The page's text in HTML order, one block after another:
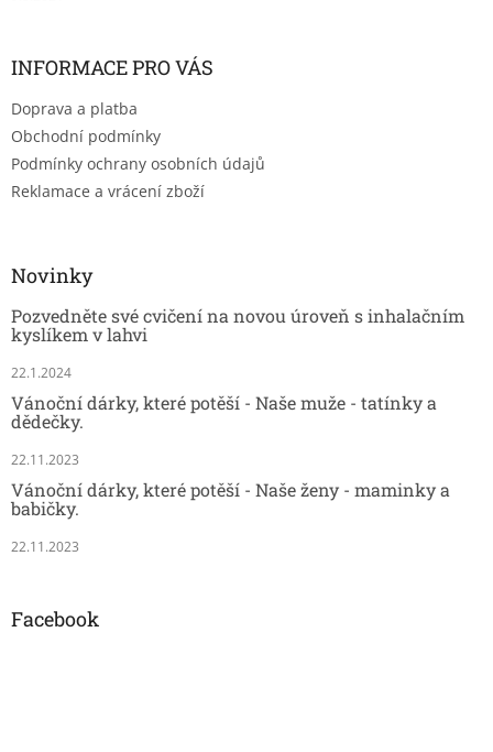
INFORMACE PRO VÁS
Doprava a platba
Obchodní podmínky
Podmínky ochrany osobních údajů
Reklamace a vrácení zboží
Novinky
Pozvedněte své cvičení na novou úroveň s inhalačním
kyslíkem v lahvi
22.1.2024
Vánoční dárky, které potěší - Naše muže - tatínky a
dědečky.
22.11.2023
Vánoční dárky, které potěší - Naše ženy - maminky a
babičky.
22.11.2023
Facebook